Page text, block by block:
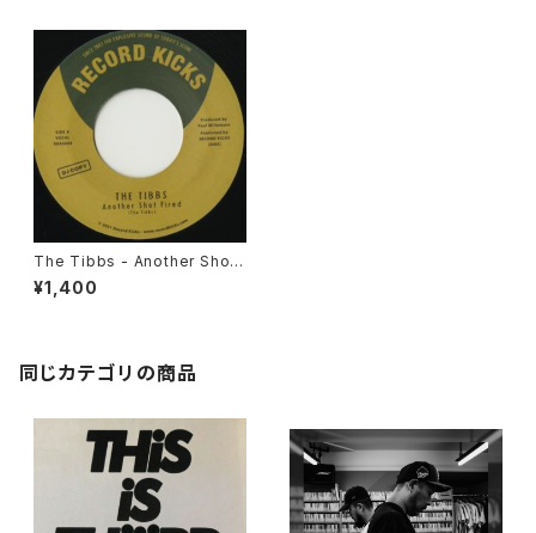
The Tibbs - Another Shot
Fired / The Main Course
"7"
¥1,400
同じカテゴリの商品